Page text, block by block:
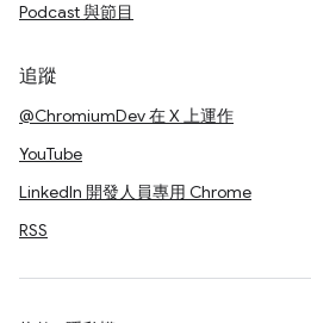
Podcast 與節目
追蹤
@ChromiumDev 在 X 上運作
YouTube
LinkedIn 開發人員專用 Chrome
RSS